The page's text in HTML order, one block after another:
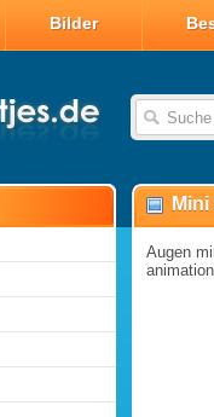
Bilder
Augen